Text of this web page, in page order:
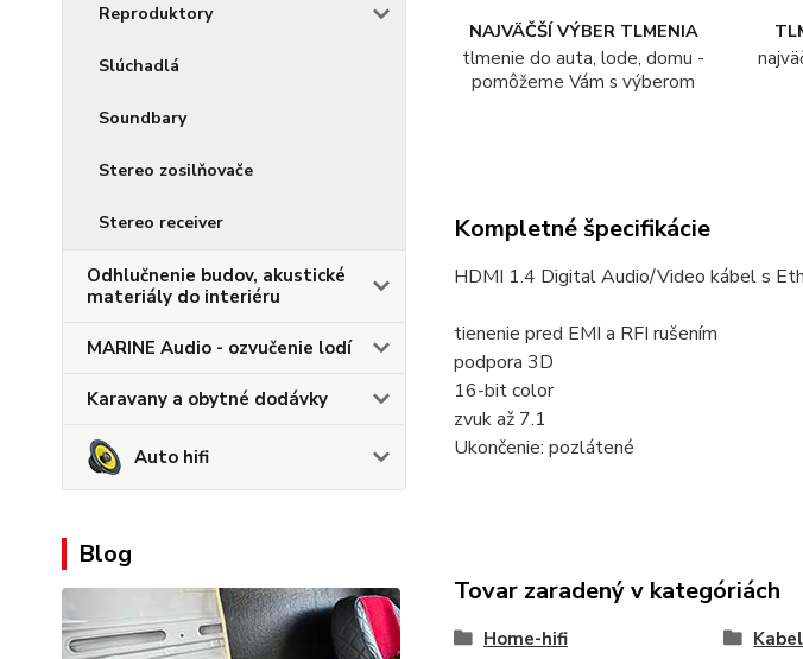
Reproduktory
Slúchadlá
Soundbary
Stereo zosilňovače
Stereo receiver
Odhlučnenie budov, akustické
materiály do interiéru
MARINE Audio - ozvučenie lodí
Karavany a obytné dodávky
Auto hifi
Blog
NAJVÄČŠÍ VÝBER TLMENIA
tlmenie do auta, lode, domu -
pomôžeme Vám s výberom
Kompletné špecifikácie
HDMI 1.4 Digital Audio/Video kábel s
tienenie pred EMI a RFI rušením
podpora 3D
16-bit color
zvuk až 7.1
Ukončenie: pozlátené
Tovar zaradený v kategóriách
Home-hifi